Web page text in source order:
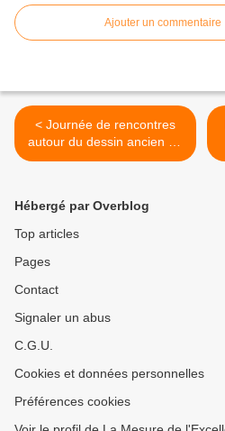
Ajouter un commentaire
< Journée de rencontres
autour du dessin ancien au
Domaine départemental de
Hébergé par Overblog
Top articles
Pages
Contact
Signaler un abus
C.G.U.
Cookies et données personnelles
Préférences cookies